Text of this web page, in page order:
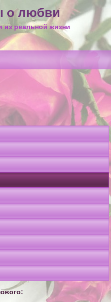
о любви
реальной жизни